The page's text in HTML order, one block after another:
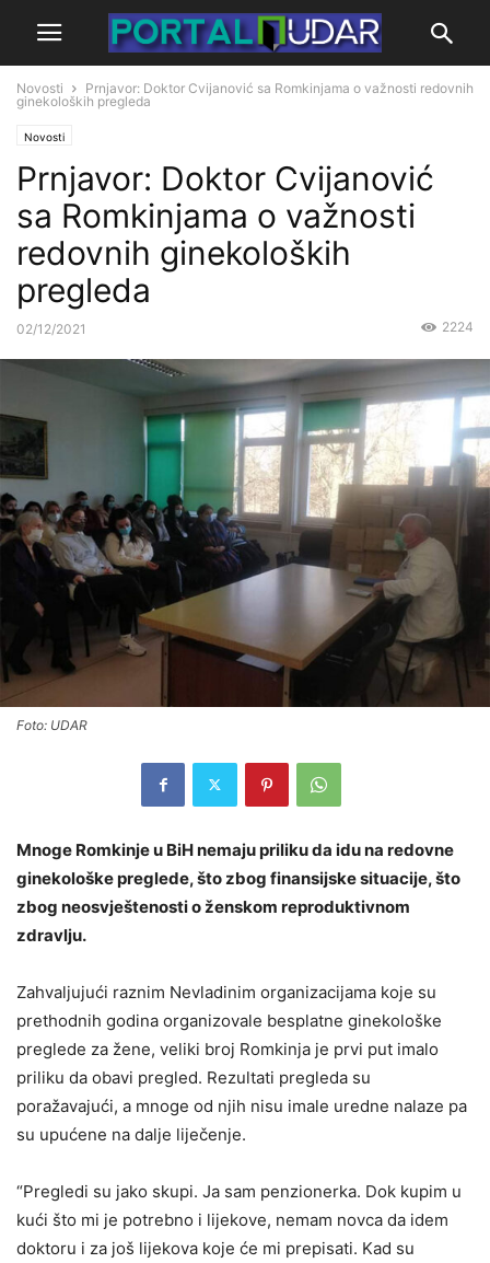
Novosti
Prnjavor: Doktor Cvijanović sa Romkinjama o važnosti redovnih
ginekoloških pregleda
Novosti
Prnjavor: Doktor Cvijanović
sa Romkinjama o važnosti
redovnih ginekoloških
pregleda
02/12/2021 2224
Foto: UDAR
Mnoge Romkinje u BiH nemaju priliku da idu na redovne
ginekološke preglede, što zbog finansijske situacije, što
zbog neosvještenosti o ženskom reproduktivnom
zdravlju.
Zahvaljujući raznim Nevladinim organizacijama koje su
prethodnih godina organizovale besplatne ginekološke
preglede za žene, veliki broj Romkinja je prvi put imalo
priliku da obavi pregled. Rezultati pregleda su
poražavajući, a mnoge od njih nisu imale uredne nalaze pa
su upućene na dalje liječenje.
“Pregledi su jako skupi. Ja sam penzionerka. Dok kupim u
kući što mi je potrebno i lijekove, nemam novca da idem
doktoru i za još lijekova koje će mi prepisati. Kad su